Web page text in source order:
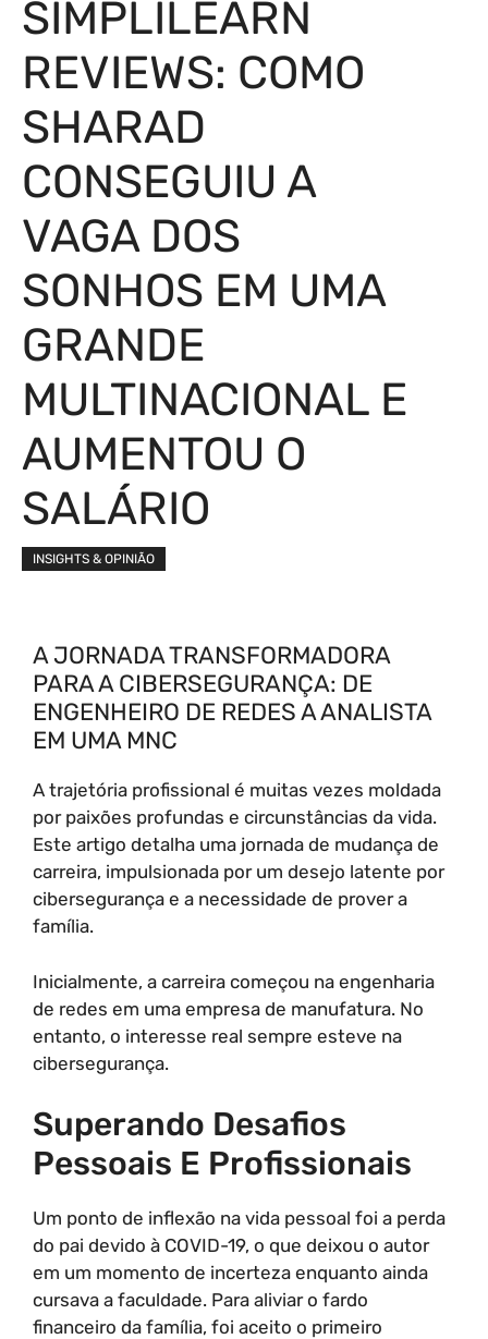
SIMPLILEARN
REVIEWS: COMO
SHARAD
CONSEGUIU A
VAGA DOS
SONHOS EM UMA
GRANDE
MULTINACIONAL E
AUMENTOU O
SALÁRIO
INSIGHTS & OPINIÃO
A JORNADA TRANSFORMADORA
PARA A CIBERSEGURANÇA: DE
ENGENHEIRO DE REDES A ANALISTA
EM UMA MNC
A trajetória profissional é muitas vezes moldada
por paixões profundas e circunstâncias da vida.
Este artigo detalha uma jornada de mudança de
carreira, impulsionada por um desejo latente por
cibersegurança e a necessidade de prover a
família.
Inicialmente, a carreira começou na engenharia
de redes em uma empresa de manufatura. No
entanto, o interesse real sempre esteve na
cibersegurança.
Superando Desafios
Pessoais E Profissionais
Um ponto de inflexão na vida pessoal foi a perda
do pai devido à COVID-19, o que deixou o autor
em um momento de incerteza enquanto ainda
cursava a faculdade. Para aliviar o fardo
financeiro da família, foi aceito o primeiro